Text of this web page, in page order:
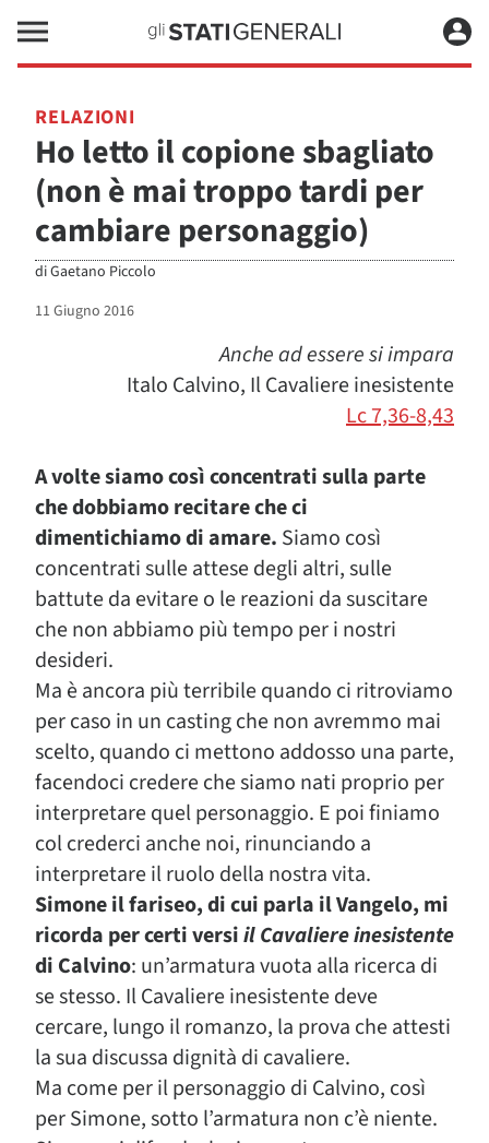
RELAZIONI
Ho letto il copione sbagliato
(non è mai troppo tardi per
cambiare personaggio)
diGaetano Piccolo
11 Giugno 2016
Anche ad essere si impara
Italo Calvino, Il Cavaliere inesistente
Lc 7,36-8,43
A volte siamo così concentrati sulla parte
che dobbiamo recitare che ci
dimentichiamo di amare. Siamo così
concentrati sulle attese degli altri, sulle
battute da evitare o le reazioni da suscitare
che non abbiamo più tempo per i nostri
desideri.
Ma è ancora più terribile quando ci ritroviamo
per caso in un casting che non avremmo mai
scelto, quando ci mettono addosso una parte,
facendoci credere che siamo nati proprio per
interpretare quel personaggio. E poi finiamo
col crederci anche noi, rinunciando a
interpretare il ruolo della nostra vita.
Simone il fariseo, di cui parla il Vangelo, mi
ricorda per certi versiil Cavaliere inesistente
di Calvino: un’armatura vuota alla ricerca di
se stesso. Il Cavaliere inesistente deve
cercare, lungo il romanzo, la prova che attesti
la sua discussa dignità di cavaliere.
Ma come per il personaggio di Calvino, così
per Simone, sotto l’armatura non c’è niente.